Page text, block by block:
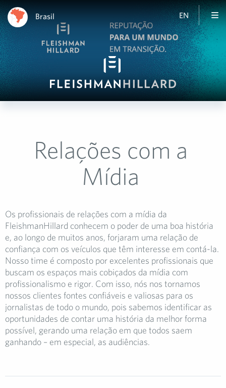
Brasil EN
Relações com a
Mídia
Os profissionais de relações com a mídia da
FleishmanHillard conhecem o poder de uma boa história
e, ao longo de muitos anos, forjaram uma relação de
confiança com os veículos que têm interesse em contá-la.
Nosso time é composto por excelentes profissionais que
buscam os espaços mais cobiçados da mídia com
profissionalismo e rigor. Com isso, nós nos tornamos
nossos clientes fontes confiáveis e valiosas para os
jornalistas de todo o mundo, pois sabemos identificar as
oportunidades de contar uma história da melhor forma
possível, gerando uma relação em que todos saem
ganhando – em especial, as audiências.